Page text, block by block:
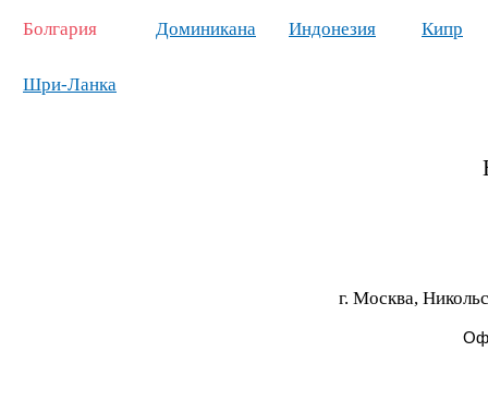
Болгария Доминикана Индонезия Кипр
Шри-Ланка
г. Москва,